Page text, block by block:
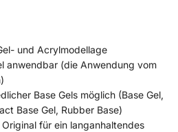
und Acrylmodellage
anwendbar (die Anwendung vom
Base Gels möglich (Base Gel,
Base Gel, Rubber Base)
für ein langanhaltendes